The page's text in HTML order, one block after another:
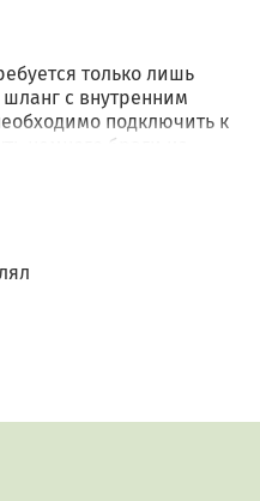
только лишь
с внутренним
подключить к
немного браги из
перелив в